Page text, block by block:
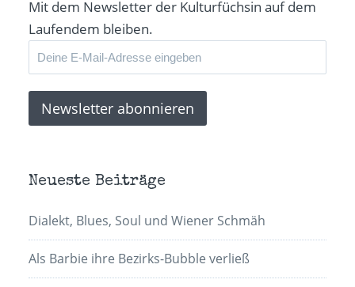
Mit dem Newsletter der Kulturfüchsin auf dem
Laufendem bleiben.
Neueste Beiträge
Dialekt, Blues, Soul und Wiener Schmäh
Als Barbie ihre Bezirks-Bubble verließ